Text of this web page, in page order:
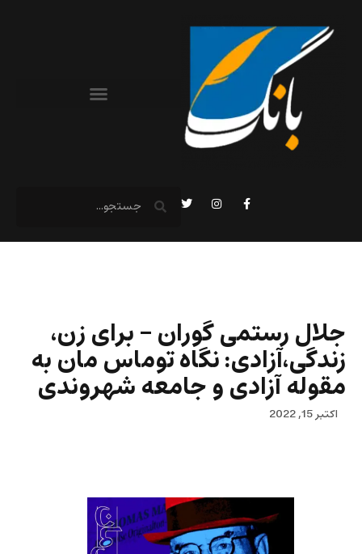
جلال رستمی گوران – برای زن،
زندگی،‌آزادی: نگاه توماس مان به
مقوله آزادی و جامعه شهروندی
اکتبر 15, 2022